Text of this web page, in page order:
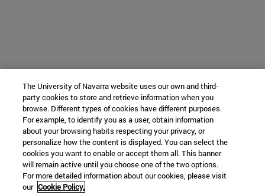
The University of Navarra website uses our own and third-
party cookies to store and retrieve information when you
browse. Different types of cookies have different purposes.
For example, to identify you as a user, obtain information
about your browsing habits respecting your privacy, or
personalize how the content is displayed. You can select the
cookies you want to enable or accept them all. This banner
will remain active until you choose one of the two options.
For more detailed information about our cookies, please visit
our Cookie Policy.